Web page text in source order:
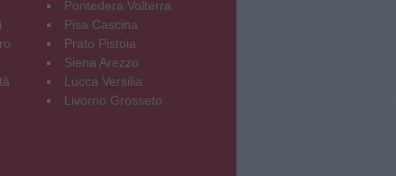
Pontedera Volterra
Pisa Cascina
Prato Pistoia
Siena Arezzo
Lucca Versilia
Livorno Grosseto